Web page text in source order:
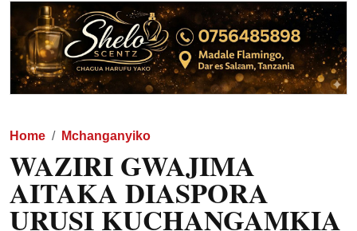
Home Mchanganyiko
WAZIRI GWAJIMA
AITAKA DIASPORA
URUSI KUCHANGAMKIA